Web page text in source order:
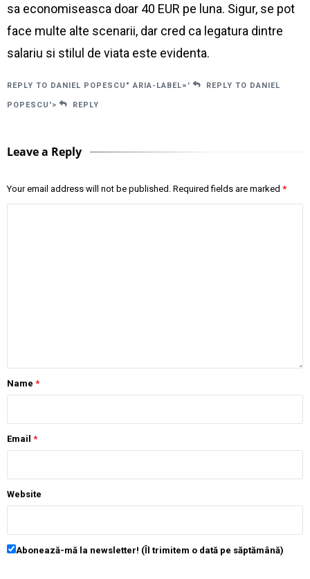
sa economiseasca doar 40 EUR pe luna. Sigur, se pot
face multe alte scenarii, dar cred ca legatura dintre
salariu si stilul de viata este evidenta.
REPLY TO DANIEL POPESCU" ARIA-LABEL=' REPLY TO DANIEL
POPESCU'> REPLY
Leave a Reply
Your email address will not be published. Required fields are marked *
Name *
Email *
Website
Abonează-mă la newsletter! (Îl trimitem o dată pe săptămână)